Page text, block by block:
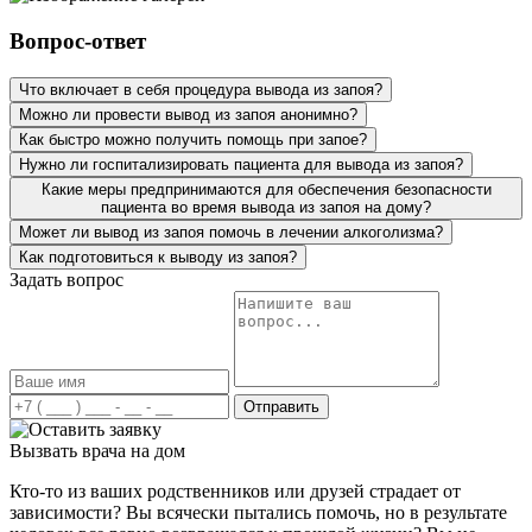
своего дела, все стерильно, аккуратно. На утро жена,
конечно, чувствовала небольшую слабость, но смогла
пойти на работу. Огромное спасибо вашим
наркологу за вывод из запоя моей дочери! Столкнулась
с таким в первые. Дочь пришла домой просто в
неадекватном состоянии, еле стояла на ногах, было
бледное лицо. Испугавшись, я обратилась к вам. Было
уже довольно поздно, и я думала, никуда и не
дозвонюсь. Но вы ответили быстро, и ночью приехали к
нам. Осмотрев мою дочь и узнав всю информацию,
была поставлена капельница – у дочери было сильное
отравление. От ваших услуг только положительные
эмоции и результат.
Моя мать с отчимом – запойные люди. Пару дней я не
могла до них дозвониться и, конечно же, поехала к ним.
страшно смотреть. Ушла в другую комнату и начала
искать в интернете вывод из запоя. Наткнулась на ваш
сайт, чем-то он меня привлек. Позвонила, описала
ситуацию. Ответила на заданные вопросы. Врач
приехал быстро с небольшим ожиданием. Сначала
провел короткую беседу с родителями и сделал
процедуру. Дал мне все рекомендации, рассказал про
методы кодирования на будущее и о лечении
Вопрос-ответ
Что включает в себя процедура вывода из запоя?
Можно ли провести вывод из запоя анонимно?
Как быстро можно получить помощь при запое?
Нужно ли госпитализировать пациента для вывода из запоя?
Какие меры предпринимаются для обеспечения безопасности
пациента во время вывода из запоя на дому?
Может ли вывод из запоя помочь в лечении алкоголизма?
Как подготовиться к выводу из запоя?
Задать вопрос
Отправить
Вызвать врача на дом
Кто-то из ваших родственников или друзей страдает от
зависимости? Вы всячески пытались помочь, но в результате